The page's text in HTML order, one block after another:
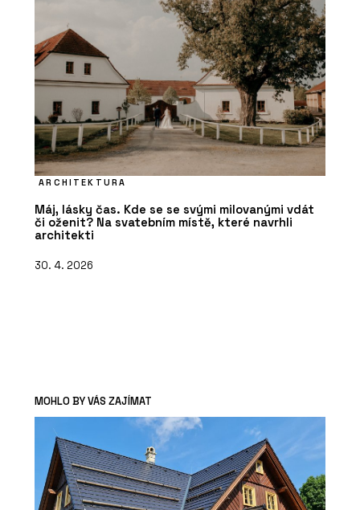
ARCHITEKTURA
Máj, lásky čas. Kde se se svými milovanými vdát
či oženit? Na svatebním místě, které navrhli
architekti
30. 4. 2026
MOHLO BY VÁS ZAJÍMAT